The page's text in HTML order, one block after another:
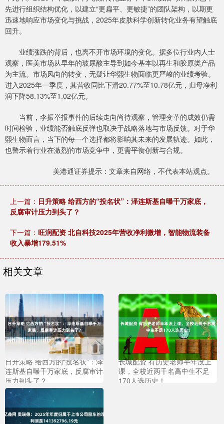
先进行组织结构优化，以建立“更扁平、更敏捷”的团队架构，以期更
迅速地响应市场变化与挑战，2025年皮肤科学创新转化业务有望触底
回升。
业绩涨跌的背后，也离不开市场环境的变化。据多位行业内人士
观察，医美市场从早年的玻尿酸主导到如今基本以再生和胶原类产品
为主流。市场风向的转变，无疑让华熙生物面临更严峻的业绩考验。
进入2025年一季度，其营收同比下滑20.77%至10.78亿元，归母净利
润下降58.13%至1.02亿元。
当前，李振举报事件的后续走向尚待观察，管理变革的成效仍需
时间检验，业绩能否触底反弹也取决于战略落地与市场反馈。对于华
熙生物而言，当下的每一个选择都将影响其未来的发展轨迹。如此，
也警示着行业在激烈的市场竞争中，更需平衡创新与合规。
美港通证券提示：文章来自网络，不代表本站观点。
上一篇： 日升策略 给西方的“投名状”：泽连斯基自曝千万家底，
反腐审计压力到头了？
下一篇： 旺润配资 北自科技2025年营收净利微增，智能物流装备
收入暴增179.51%
相关文章
日升策略 给西方的“投名状”：泽
连斯基自曝千万家底，反腐审计
压力到头了？
长城配资 有历史老师半年没上
课，全校近两千名高中生不足
170人选历史！